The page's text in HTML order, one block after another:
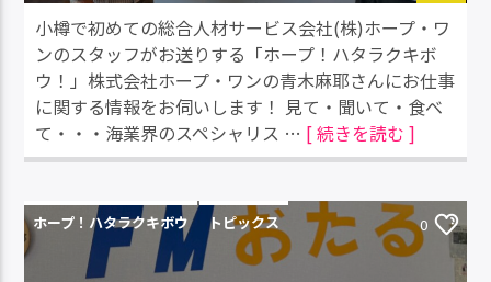
小樽で初めての総合人材サービス会社(株)ホープ・ワ
ンのスタッフがお送りする「ホープ！ハタラクキボ
ウ！」株式会社ホープ・ワンの青木麻耶さんにお仕事
に関する情報をお伺いします！ 見て・聞いて・食べ
て・・・海業界のスペシャリス … [ 続きを読む ]
ホープ！ハタラクキボウ トピックス 0